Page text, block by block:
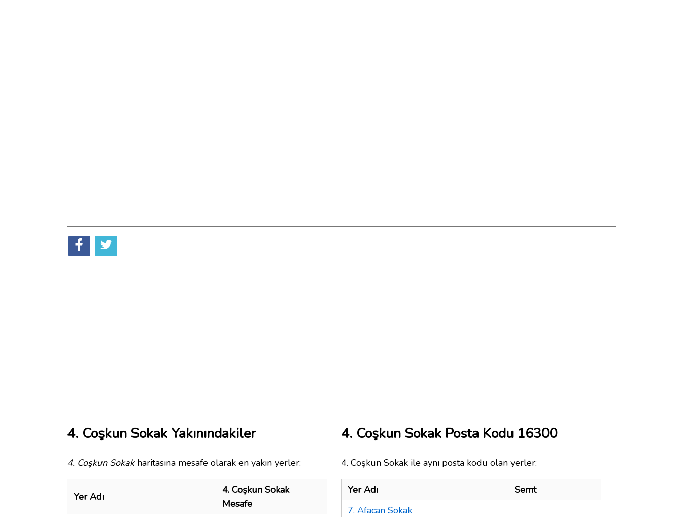
4. Coşkun Sokak Yakınındakiler
4. Coşkun Sokakharitasına mesafe olarak en yakın yerler:
Yer Adı
4. Coşkun Sokak
Mesafe
4. Coşkun Sokak Posta Kodu 16300
4. Coşkun Sokak ile aynı posta kodu olan yerler:
Yer Adı
Semt
7. Afacan Sokak